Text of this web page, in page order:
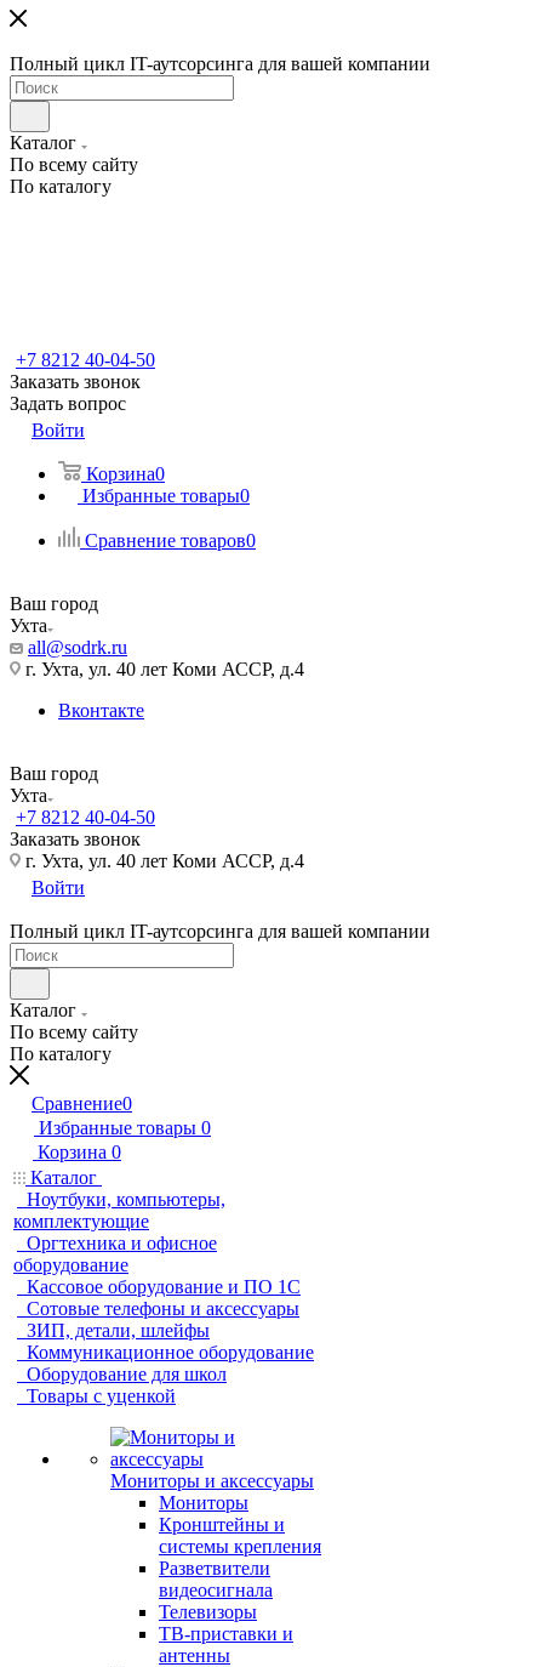
Полный цикл IT-аутсорсинга для вашей компании
Каталог
По всему сайту
По каталогу
+7 8212 40-04-50
Заказать звонок
Задать вопрос
Войти
Корзина0
Избранные товары0
Сравнение товаров0
Ваш город
Ухта
all@sodrk.ru
г. Ухта, ул. 40 лет Коми АССР, д.4
Вконтакте
Ваш город
Ухта
+7 8212 40-04-50
Заказать звонок
г. Ухта, ул. 40 лет Коми АССР, д.4
Войти
Полный цикл IT-аутсорсинга для вашей компании
Каталог
По всему сайту
По каталогу
Сравнение0
Избранные товары 0
Корзина 0
Каталог
Ноутбуки, компьютеры,
комплектующие
Оргтехника и офисное
оборудование
Кассовое оборудование и ПО 1С
Сотовые телефоны и аксессуары
ЗИП, детали, шлейфы
Коммуникационное оборудование
Оборудование для школ
Товары с уценкой
Мониторы и аксессуары
Мониторы
Кронштейны и
системы крепления
Разветвители
видеосигнала
Телевизоры
ТВ-приставки и
антенны